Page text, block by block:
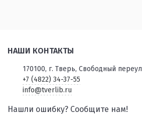
НАШИ КОНТАКТЫ
170100, г. Тверь, Свободный
+7 (4822) 34-37-55
info@tverlib.ru
Нашли ошибку? Сообщите нам!